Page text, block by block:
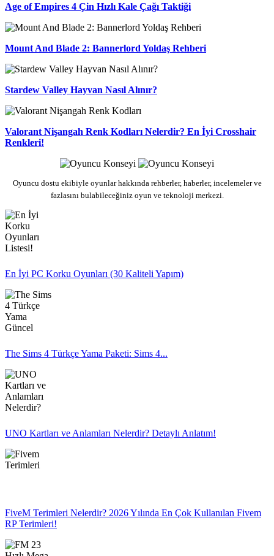
Age of Empires 4 Çin Hızlı Kale Çağı Taktiği
Mount And Blade 2: Bannerlord Yoldaş Rehberi
Stardew Valley Hayvan Nasıl Alınır?
Valorant Nişangah Renk Kodları Nelerdir? En İyi Crosshair
Renkleri!
Oyuncu dostu ekibiyle oyunlar hakkında rehberler, haberler, incelemeler ve
fazlasını bulabileceğiniz oyun ve teknoloji merkezi.
En İyi PC Korku Oyunları (30 Kaliteli Yapım)
The Sims 4 Türkçe Yama Paketi: Sims 4...
UNO Kartları ve Anlamları Nelerdir? Detaylı Anlatım!
FiveM Terimleri Nelerdir? 2026 Yılında En Çok Kullanılan Fivem
RP Terimleri!